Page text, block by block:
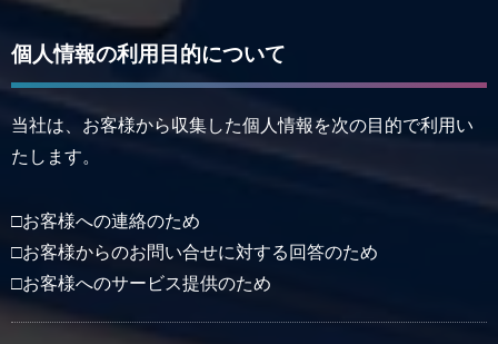
個人情報の利用目的について
当社は、お客様から収集した個人情報を次の目的で利用い
たします。
□お客様への連絡のため
□お客様からのお問い合せに対する回答のため
□お客様へのサービス提供のため